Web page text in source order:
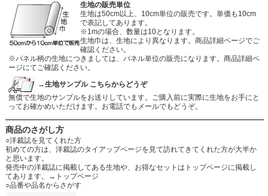
生地の販売単位
生地は50cm以上、10cm単位の販売です。単価も10cm
で表記してあります。
※1mの場合、数量は10となります。
生地巾は、生地により異なります。商品詳細ページでご
確認ください。
※パネル柄の生地につきましては、パネル単位の販売になります。商品詳細ペ
ージにてご確認ください。
→生地サンプル こちらからどうぞ
無償で生地のサンプルをお送りしています。ご購入前に実際に生地をお手にと
ってお確かめいただけます。お電話でもメールでもどうぞ。
商品のさがし方
○洋裁誌を見てくれた方
初めての方は、洋裁誌のタイアップページを見て訪れてきてくれた方が大半か
と思います。
発売中の洋裁誌に掲載してある生地や、お得なセットはトップページに掲載し
てあります。
→トップページ
○品番や品名からさがす